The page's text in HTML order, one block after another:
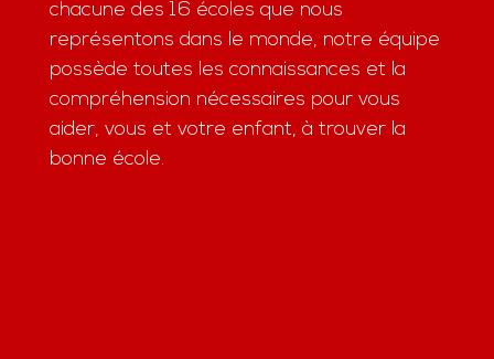
PRÉCÉDENT
APPRENTISSAGE DE LA DIPLOMATIE, DES RELATIONS INTERNATIONALES ET DE LA PRISE DE DÉCISION
CONTACTEZ-NOUS
Avec plus d'une décennie d'expérience de